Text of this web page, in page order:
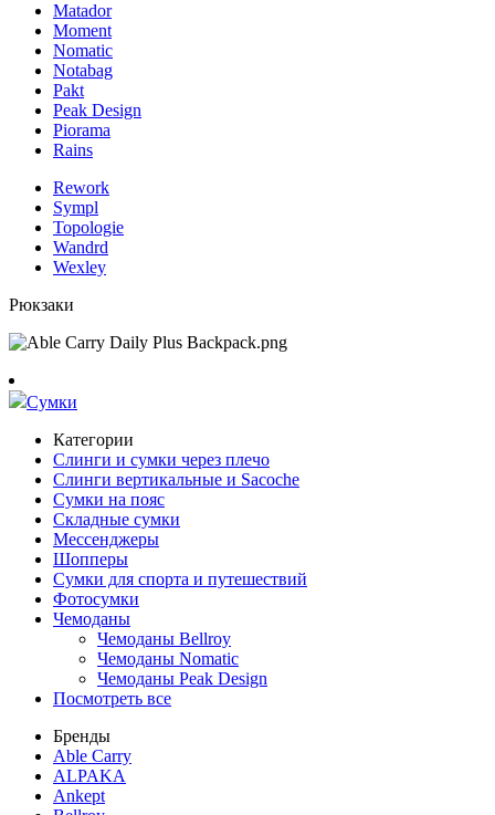
Matador
Moment
Nomatic
Notabag
Pakt
Peak Design
Piorama
Rains
Rework
Sympl
Topologie
Wandrd
Wexley
Рюкзаки
Сумки
Категории
Слинги и сумки через плечо
Слинги вертикальные и Sacoche
Сумки на пояс
Складные сумки
Мессенджеры
Шопперы
Сумки для спорта и путешествий
Фотосумки
Чемоданы
Чемоданы Bellroy
Чемоданы Nomatic
Чемоданы Peak Design
Посмотреть все
Бренды
Able Carry
ALPAKA
Ankept